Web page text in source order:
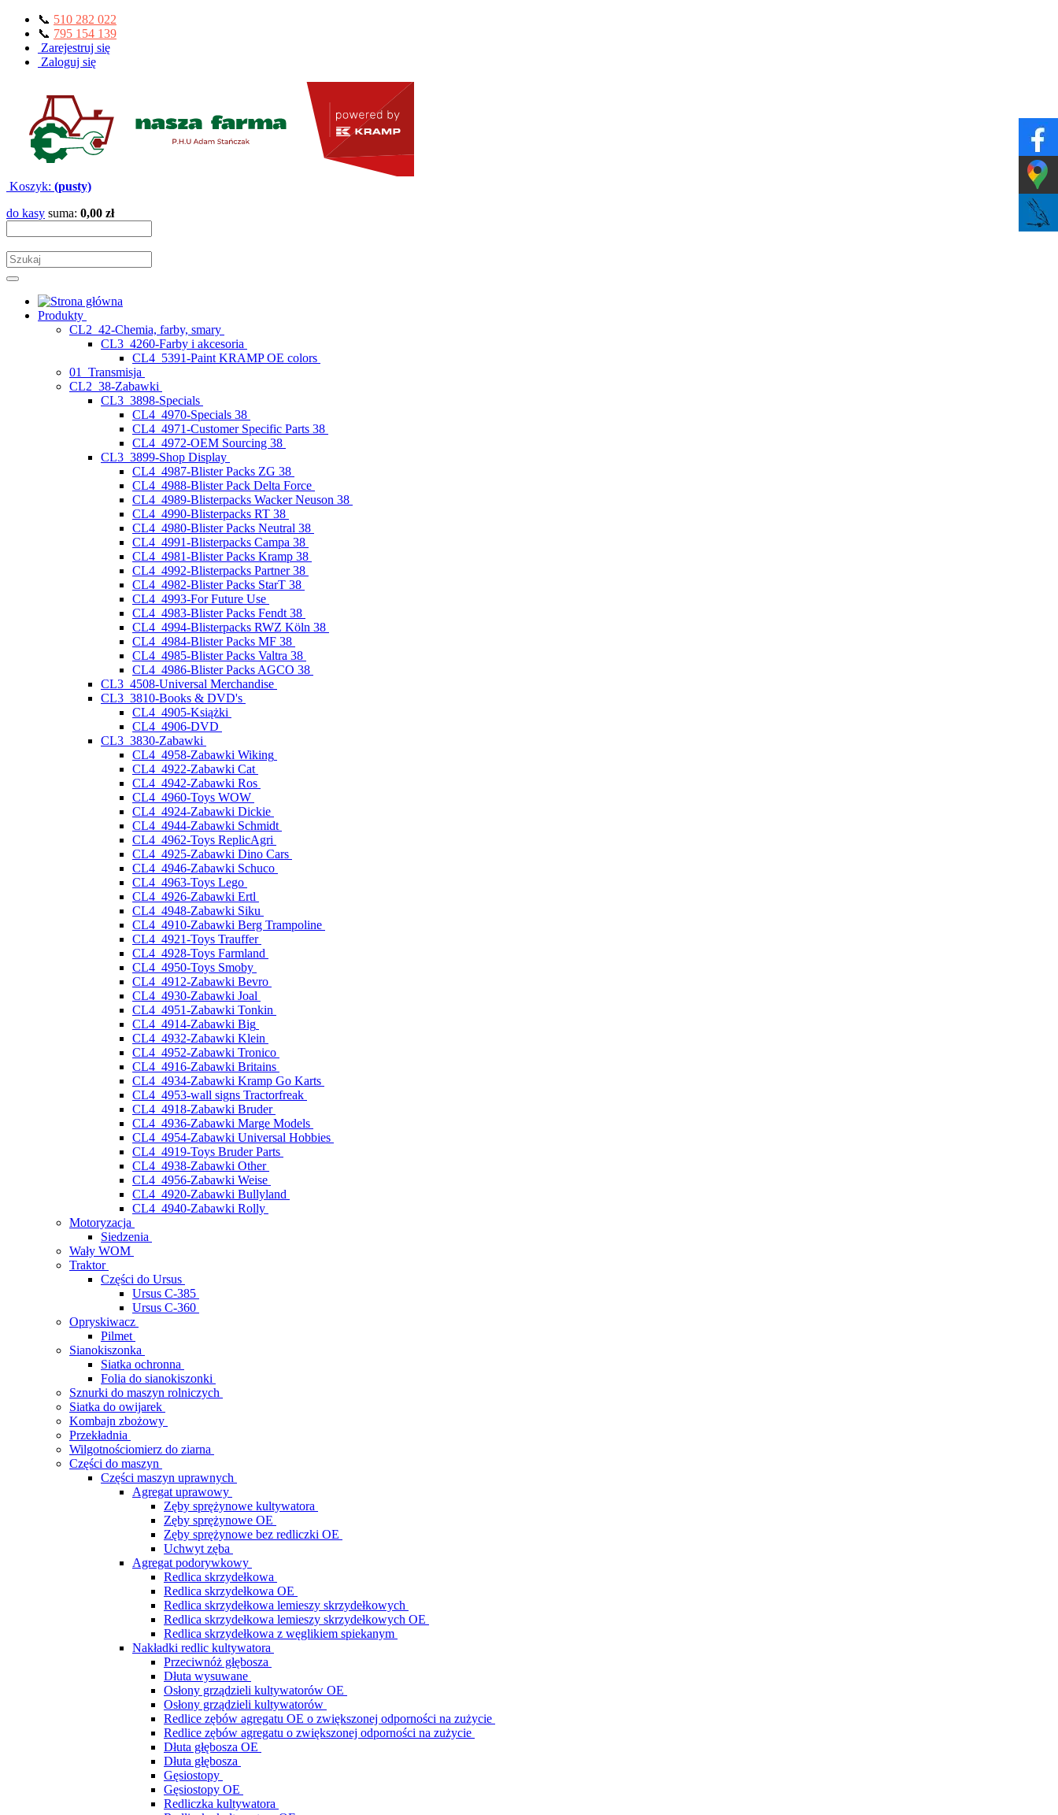
📞 510 282 022
📞 795 154 139
Zarejestruj się
Zaloguj się
Koszyk: (pusty)
do kasy suma: 0,00 zł
Produkty
CL2_42-Chemia, farby, smary
CL3_4260-Farby i akcesoria
CL4_5391-Paint KRAMP OE colors
01_Transmisja
CL2_38-Zabawki
CL3_3898-Specials
CL4_4970-Specials 38
CL4_4971-Customer Specific Parts 38
CL4_4972-OEM Sourcing 38
CL3_3899-Shop Display
CL4_4987-Blister Packs ZG 38
CL4_4988-Blister Pack Delta Force
CL4_4989-Blisterpacks Wacker Neuson 38
CL4_4990-Blisterpacks RT 38
CL4_4980-Blister Packs Neutral 38
CL4_4991-Blisterpacks Campa 38
CL4_4981-Blister Packs Kramp 38
CL4_4992-Blisterpacks Partner 38
CL4_4982-Blister Packs StarT 38
CL4_4993-For Future Use
CL4_4983-Blister Packs Fendt 38
CL4_4994-Blisterpacks RWZ Köln 38
CL4_4984-Blister Packs MF 38
CL4_4985-Blister Packs Valtra 38
CL4_4986-Blister Packs AGCO 38
CL3_4508-Universal Merchandise
CL3_3810-Books & DVD's
CL4_4905-Książki
CL4_4906-DVD
CL3_3830-Zabawki
CL4_4958-Zabawki Wiking
CL4_4922-Zabawki Cat
CL4_4942-Zabawki Ros
CL4_4960-Toys WOW
CL4_4924-Zabawki Dickie
CL4_4944-Zabawki Schmidt
CL4_4962-Toys ReplicAgri
CL4_4925-Zabawki Dino Cars
CL4_4946-Zabawki Schuco
CL4_4963-Toys Lego
CL4_4926-Zabawki Ertl
CL4_4948-Zabawki Siku
CL4_4910-Zabawki Berg Trampoline
CL4_4921-Toys Trauffer
CL4_4928-Toys Farmland
CL4_4950-Toys Smoby
CL4_4912-Zabawki Bevro
CL4_4930-Zabawki Joal
CL4_4951-Zabawki Tonkin
CL4_4914-Zabawki Big
CL4_4932-Zabawki Klein
CL4_4952-Zabawki Tronico
CL4_4916-Zabawki Britains
CL4_4934-Zabawki Kramp Go Karts
CL4_4953-wall signs Tractorfreak
CL4_4918-Zabawki Bruder
CL4_4936-Zabawki Marge Models
CL4_4954-Zabawki Universal Hobbies
CL4_4919-Toys Bruder Parts
CL4_4938-Zabawki Other
CL4_4956-Zabawki Weise
CL4_4920-Zabawki Bullyland
CL4_4940-Zabawki Rolly
Motoryzacja
Siedzenia
Wały WOM
Traktor
Części do Ursus
Ursus C-385
Ursus C-360
Opryskiwacz
Pilmet
Sianokiszonka
Siatka ochronna
Folia do sianokiszonki
Sznurki do maszyn rolniczych
Siatka do owijarek
Kombajn zbożowy
Przekładnia
Wilgotnościomierz do ziarna
Części do maszyn
Części maszyn uprawnych
Agregat uprawowy
Zęby sprężynowe kultywatora
Zęby sprężynowe OE
Zęby sprężynowe bez redliczki OE
Uchwyt zęba
Agregat podorywkowy
Redlica skrzydełkowa
Redlica skrzydełkowa OE
Redlica skrzydełkowa lemieszy skrzydełkowych
Redlica skrzydełkowa lemieszy skrzydełkowych OE
Redlica skrzydełkowa z węglikiem spiekanym
Nakładki redlic kultywatora
Przeciwnóż głębosza
Dłuta wysuwane
Osłony grządzieli kultywatorów OE
Osłony grządzieli kultywatorów
Redlice zębów agregatu OE o zwiększonej odporności na zużycie
Redlice zębów agregatu o zwiększonej odporności na zużycie
Dłuta głębosza OE
Dłuta głębosza
Gęsiostopy
Gęsiostopy OE
Redliczka kultywatora